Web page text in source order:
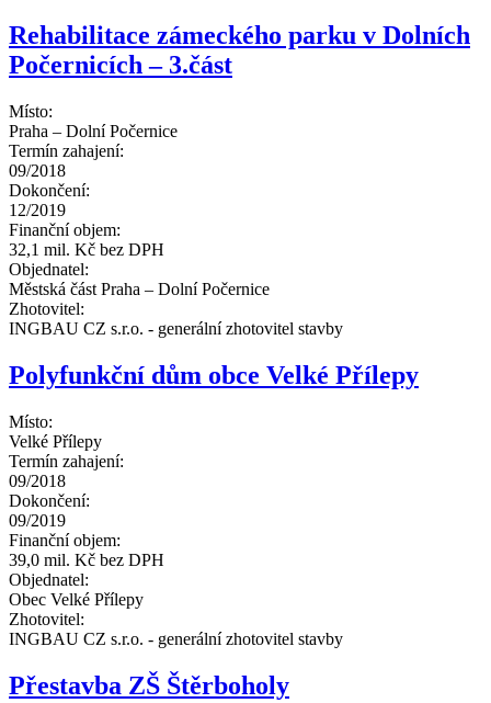
Rehabilitace zámeckého parku v Dolních
Počernicích – 3.část
Místo:
Praha – Dolní Počernice
Termín zahajení:
09/2018
Dokončení:
12/2019
Finanční objem:
32,1 mil. Kč bez DPH
Objednatel:
Městská část Praha – Dolní Počernice
Zhotovitel:
INGBAU CZ s.r.o. - generální zhotovitel stavby
Polyfunkční dům obce Velké Přílepy
Místo:
Velké Přílepy
Termín zahajení:
09/2018
Dokončení:
09/2019
Finanční objem:
39,0 mil. Kč bez DPH
Objednatel:
Obec Velké Přílepy
Zhotovitel:
INGBAU CZ s.r.o. - generální zhotovitel stavby
Přestavba ZŠ Štěrboholy